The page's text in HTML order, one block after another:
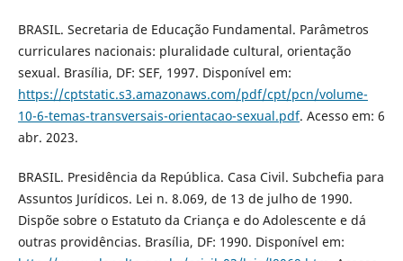
BRASIL. Secretaria de Educação Fundamental. Parâmetros
curriculares nacionais: pluralidade cultural, orientação
sexual. Brasília, DF: SEF, 1997. Disponível em:
https://cptstatic.s3.amazonaws.com/pdf/cpt/pcn/volume-
10-6-temas-transversais-orientacao-sexual.pdf. Acesso em: 6
abr. 2023.
BRASIL. Presidência da República. Casa Civil. Subchefia para
Assuntos Jurídicos. Lei n. 8.069, de 13 de julho de 1990.
Dispõe sobre o Estatuto da Criança e do Adolescente e dá
outras providências. Brasília, DF: 1990. Disponível em: